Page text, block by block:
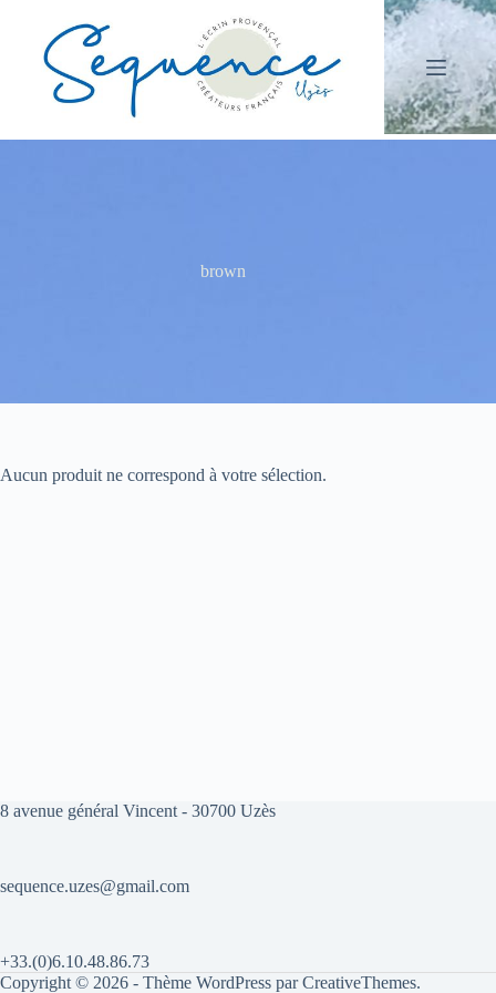
contenu
brown
Aucun produit ne correspond à votre sélection.
8 avenue général Vincent - 30700 Uzès
sequence.uzes@gmail.com
+33.(0)6.10.48.86.73
Copyright © 2026 - Thème WordPress parCreativeThemes.